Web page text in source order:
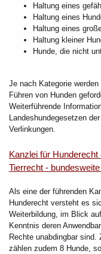
Haltung eines
Haltung eines
Haltung eines
Haltung kleiner
Hunde, die nicht
Je nach Kategorie
Führen von Hunden
Weiterführende
Landeshundegesetzen
Verlinkungen.
Kanzlei für
Tierrecht -
Als eine der führenden
Hunderecht versteht es
Weiterbildung, im Blick
Kenntnis deren
Rechte unabdingbar
zählen zudem 8 Hunde,